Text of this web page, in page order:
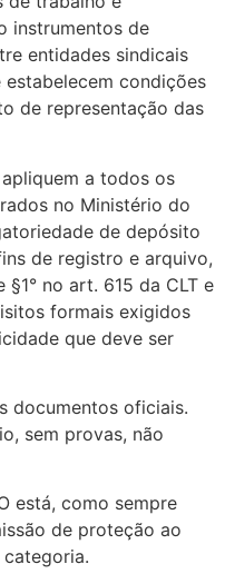
instrumentos de
entidades sindicais
estabelecem condições
de representação das
a todos os
no Ministério do
de depósito
de registro e arquivo,
no art. 615 da CLT e
formais exigidos
que deve ser
documentos oficiais.
sem provas, não
está, como sempre
de proteção ao